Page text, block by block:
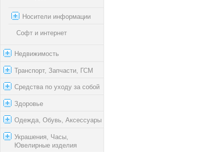
Носители информации
Софт и интернет
Недвижимость
Транспорт, Запчасти, ГСМ
Средства по уходу за собой
Здоровье
Одежда, Обувь, Аксессуары
Украшения, Часы,
Ювелирные изделия